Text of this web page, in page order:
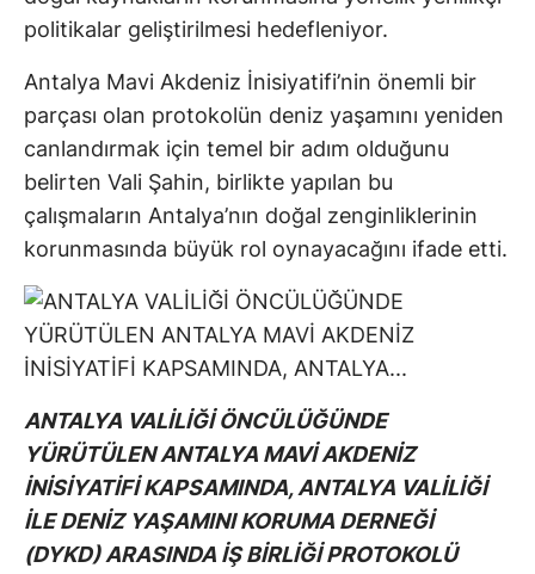
politikalar geliştirilmesi hedefleniyor.
Antalya Mavi Akdeniz İnisiyatifi’nin önemli bir
parçası olan protokolün deniz yaşamını yeniden
canlandırmak için temel bir adım olduğunu
belirten Vali Şahin, birlikte yapılan bu
çalışmaların Antalya’nın doğal zenginliklerinin
korunmasında büyük rol oynayacağını ifade etti.
ANTALYA VALİLİĞİ ÖNCÜLÜĞÜNDE
YÜRÜTÜLEN ANTALYA MAVİ AKDENİZ
İNİSİYATİFİ KAPSAMINDA, ANTALYA VALİLİĞİ
İLE DENİZ YAŞAMINI KORUMA DERNEĞİ
(DYKD) ARASINDA İŞ BİRLİĞİ PROTOKOLÜ